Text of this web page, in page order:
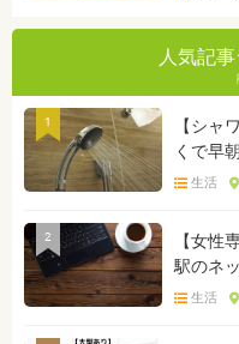
人気記
1
【シャ
くで早
生活
2
【女性
駅のネ
生活